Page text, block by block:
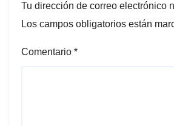
Tu dirección de correo electrónico
Los campos obligatorios están
Comentario *